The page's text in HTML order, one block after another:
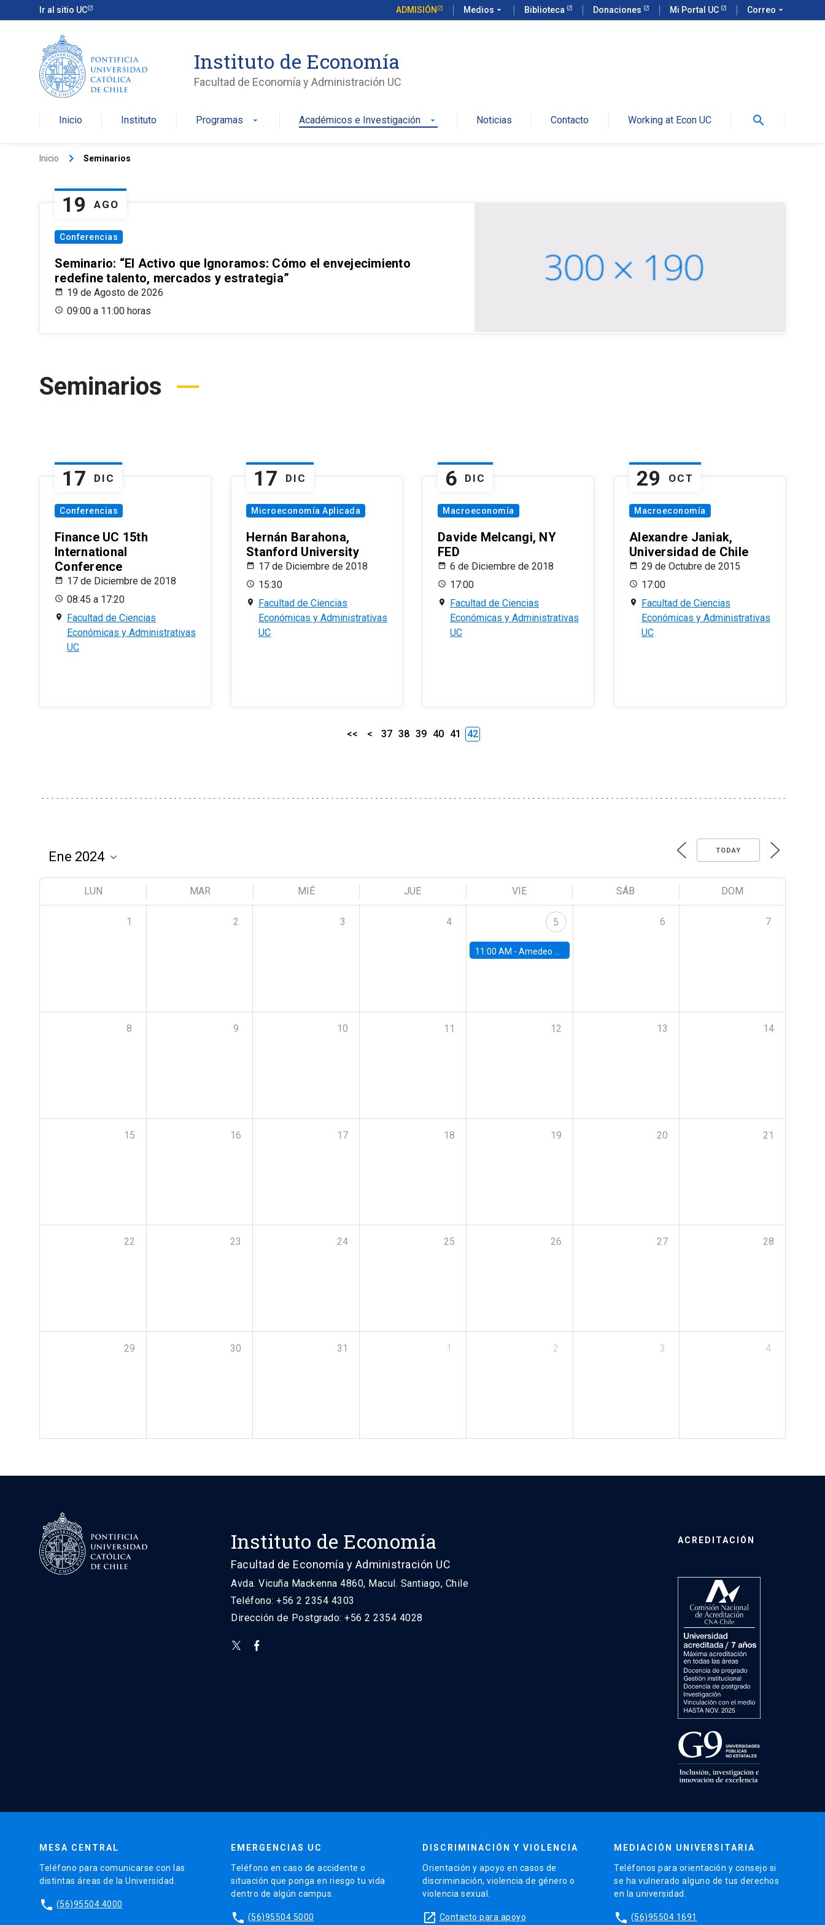
Ir al sitio UC ADMISIÓN Medios arrow_drop_down Biblioteca Donaciones Mi Portal UC Correo arrow_drop_down
Instituto de Economía
Facultad de Economía y Administración UC
Inicio Instituto Programas arrow_drop_down Académicos e Investigación arrow_drop_down Noticias Contacto Working at Econ UC search
Inicio keyboard_arrow_right Seminarios
19 AGO
Conferencias
Seminario: “El Activo que Ignoramos: Cómo el envejecimiento
redefine talento, mercados y estrategia”
19 de Agosto de 2026
09:00 a 11:00 horas
Seminarios
17 DIC
Conferencias
Finance UC 15th
International
Conference
17 de Diciembre de 2018
08:45 a 17:20
Facultad de Ciencias
Económicas y Administrativas
UC
17 DIC
Microeconomía Aplicada
Hernán Barahona,
Stanford University
17 de Diciembre de 2018
15:30
Facultad de Ciencias
Económicas y Administrativas
UC
6 DIC
Macroeconomía
Davide Melcangi, NY
FED
6 de Diciembre de 2018
17:00
Facultad de Ciencias
Económicas y Administrativas
UC
29 OCT
Macroeconomía
Alexandre Janiak,
Universidad de Chile
29 de Octubre de 2015
17:00
Facultad de Ciencias
Económicas y Administrativas
UC
<< < 37 38 39 40 41 42
TODAY
LUN MAR MIÉ JUE VIE SÁB DOM
1 2 3 4 5
11:00 AM - Amedeo Piolatto, Universidad Autónoma de Barcelona (UAB)
6 7
8 9 10 11 12 13 14
15 16 17 18 19 20 21
22 23 24 25 26 27 28
29 30 31 1 2 3 4
Instituto de Economía
Facultad de Economía y Administración UC
Avda. Vicuña Mackenna 4860, Macul. Santiago, Chile
Teléfono: +56 2 2354 4303
Dirección de Postgrado: +56 2 2354 4028
ACREDITACIÓN
MESA CENTRAL
Teléfono para comunicarse con las
distintas áreas de la Universidad.
phone (56)95504 4000
EMERGENCIAS UC
Teléfono en caso de accidente o
situación que ponga en riesgo tu vida
dentro de algún campus.
phone (56)95504 5000
DISCRIMINACIÓN Y VIOLENCIA
Orientación y apoyo en casos de
discriminación, violencia de género o
violencia sexual.
launch Contacto para apoyo
MEDIACIÓN UNIVERSITARIA
Teléfonos para orientación y consejo si
se ha vulnerado alguno de tus derechos
en la universidad.
phone (56)95504 1691